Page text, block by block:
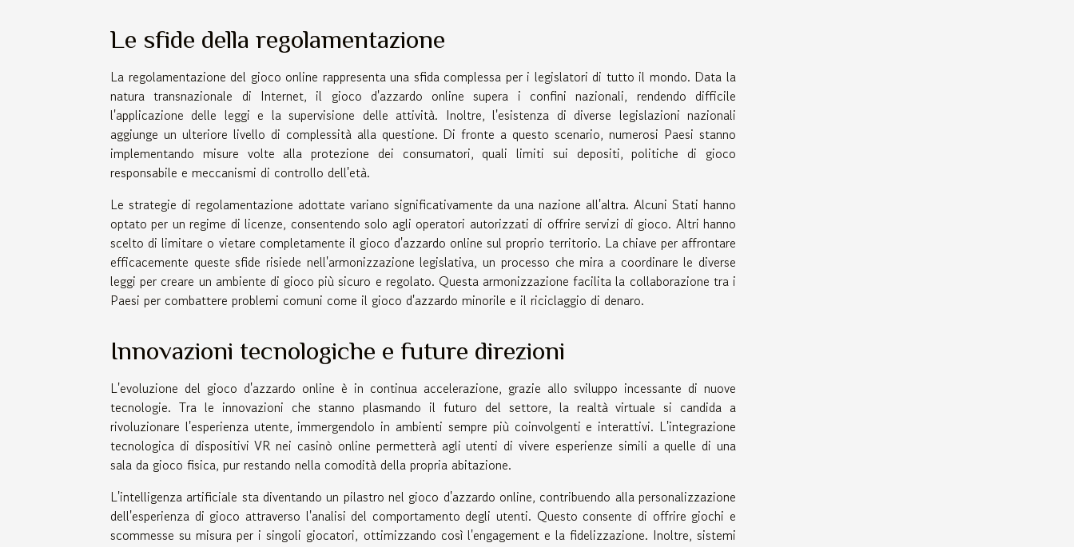
Le sfide della regolamentazione
La regolamentazione del gioco online rappresenta una sfida complessa per i legislatori di tutto il mondo. Data la
natura transnazionale di Internet, il gioco d'azzardo online supera i confini nazionali, rendendo difficile
l'applicazione delle leggi e la supervisione delle attività. Inoltre, l'esistenza di diverse legislazioni nazionali
aggiunge un ulteriore livello di complessità alla questione. Di fronte a questo scenario, numerosi Paesi stanno
implementando misure volte alla protezione dei consumatori, quali limiti sui depositi, politiche di gioco
responsabile e meccanismi di controllo dell'età.
Le strategie di regolamentazione adottate variano significativamente da una nazione all'altra. Alcuni Stati hanno
optato per un regime di licenze, consentendo solo agli operatori autorizzati di offrire servizi di gioco. Altri hanno
scelto di limitare o vietare completamente il gioco d'azzardo online sul proprio territorio. La chiave per affrontare
efficacemente queste sfide risiede nell'armonizzazione legislativa, un processo che mira a coordinare le diverse
leggi per creare un ambiente di gioco più sicuro e regolato. Questa armonizzazione facilita la collaborazione tra i
Paesi per combattere problemi comuni come il gioco d'azzardo minorile e il riciclaggio di denaro.
Innovazioni tecnologiche e future direzioni
L'evoluzione del gioco d'azzardo online è in continua accelerazione, grazie allo sviluppo incessante di nuove
tecnologie. Tra le innovazioni che stanno plasmando il futuro del settore, la realtà virtuale si candida a
rivoluzionare l'esperienza utente, immergendolo in ambienti sempre più coinvolgenti e interattivi. L'integrazione
tecnologica di dispositivi VR nei casinò online permetterà agli utenti di vivere esperienze simili a quelle di una
sala da gioco fisica, pur restando nella comodità della propria abitazione.
L'intelligenza artificiale sta diventando un pilastro nel gioco d'azzardo online, contribuendo alla personalizzazione
dell'esperienza di gioco attraverso l'analisi del comportamento degli utenti. Questo consente di offrire giochi e
scommesse su misura per i singoli giocatori, ottimizzando così l'engagement e la fidelizzazione. Inoltre, sistemi